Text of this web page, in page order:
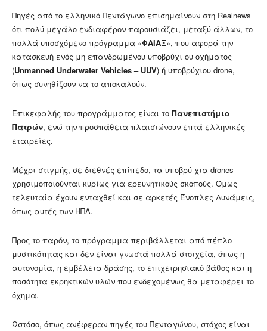
Πηγές από το ελληνικό Πεντάγωνο επισημαίνουν στη Realnews
ότι πολύ μεγάλο ενδιαφέρον παρουσιάζει, μεταξύ άλλων, το
πολλά υποσχόμενο πρόγραμμα «ΦΑΙΑΞ», που αφορά την
κατασκευή ενός μη επανδρωμένου υποβρύχι ου οχήματος
(Unmanned Underwater Vehicles – UUV) ή υποβρύχιου drone,
όπως συνηθίζουν να το αποκαλούν.
Επικεφαλής του προγράμματος είναι το Πανεπιστήμιο
Πατρών, ενώ την προσπάθεια πλαισιώνουν επτά ελληνικές
εταιρείες.
Μέχρι στιγμής, σε διεθνές επίπεδο, τα υποβρύ χια drones
χρησιμοποιούνται κυρίως για ερευνητικούς σκοπούς. Όμως
τελευταία έχουν ενταχθεί και σε αρκετές Ένοπλες Δυνάμεις,
όπως αυτές των ΗΠΑ.
Προς το παρόν, το πρόγραμμα περιβάλλεται από πέπλο
μυστικότητας και δεν είναι γνωστά πολλά στοιχεία, όπως η
αυτονομία, η εμβέλεια δράσης, το επιχειρησιακό βάθος και η
ποσότητα εκρηκτικών υλών που ενδεχομένως θα μεταφέρει το
όχημα.
Ωστόσο, όπως ανέφεραν πηγές του Πενταγώνου, στόχος είναι